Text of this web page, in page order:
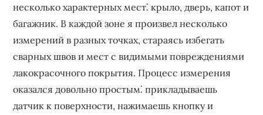
несколько характерных мест⁚ крыло, дверь, капот и
багажник. В каждой зоне я произвел несколько
измерений в разных точках, стараясь избегать
сварных швов и мест с видимыми повреждениями
лакокрасочного покрытия. Процесс измерения
оказался довольно простым⁚ прикладываешь
датчик к поверхности, нажимаешь кнопку и